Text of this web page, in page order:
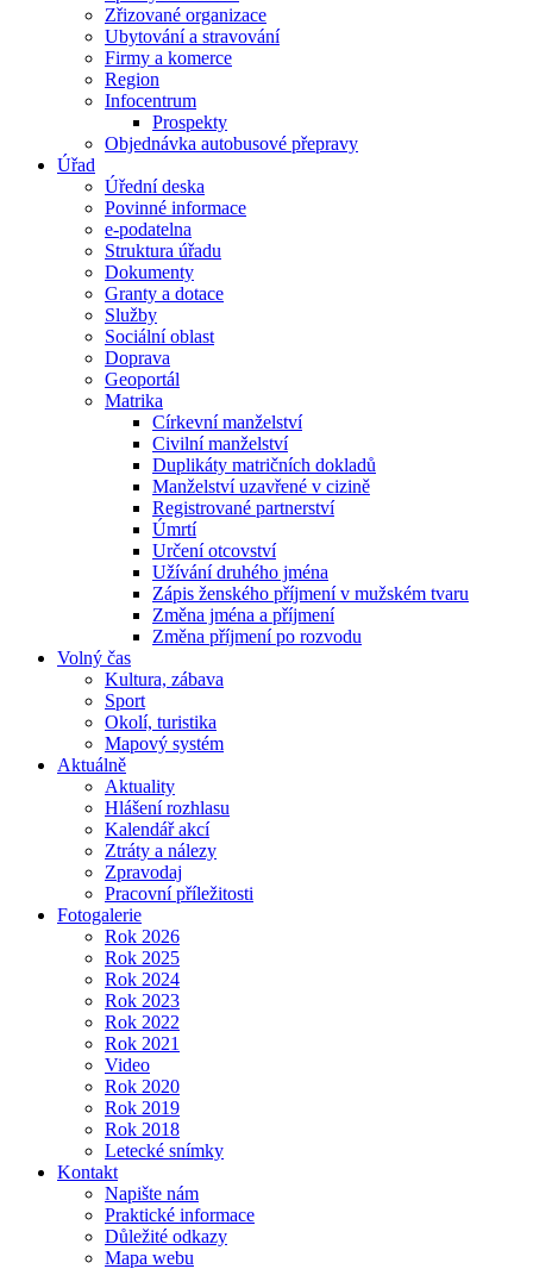
Zřizované organizace
Ubytování a stravování
Firmy a komerce
Region
Infocentrum
Prospekty
Objednávka autobusové přepravy
Úřad
Úřední deska
Povinné informace
e-podatelna
Struktura úřadu
Dokumenty
Granty a dotace
Služby
Sociální oblast
Doprava
Geoportál
Matrika
Církevní manželství
Civilní manželství
Duplikáty matričních dokladů
Manželství uzavřené v cizině
Registrované partnerství
Úmrtí
Určení otcovství
Užívání druhého jména
Zápis ženského příjmení v mužském tvaru
Změna jména a příjmení
Změna příjmení po rozvodu
Volný čas
Kultura, zábava
Sport
Okolí, turistika
Mapový systém
Aktuálně
Aktuality
Hlášení rozhlasu
Kalendář akcí
Ztráty a nálezy
Zpravodaj
Pracovní příležitosti
Fotogalerie
Rok 2026
Rok 2025
Rok 2024
Rok 2023
Rok 2022
Rok 2021
Video
Rok 2020
Rok 2019
Rok 2018
Letecké snímky
Kontakt
Napište nám
Praktické informace
Důležité odkazy
Mapa webu